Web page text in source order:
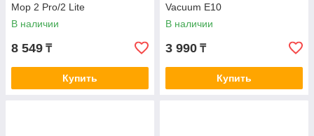
Mop 2 Pro/2 Lite
В наличии
8 549 ₸
Купить
Vacuum E10
В наличии
3 990 ₸
Купить